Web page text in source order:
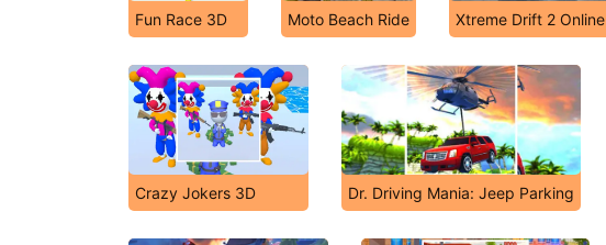
Fun Race 3D Moto Beach Ride Xtreme Drift 2 Online
Crazy Jokers 3D Dr. Driving Mania: Jeep Parking